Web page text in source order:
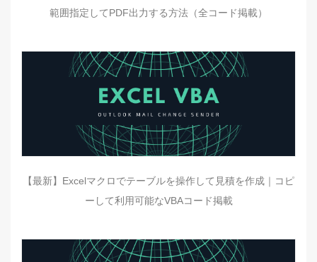
範囲指定してPDF出力する方法（全コード掲載）
【最新】Excelマクロでテーブルを操作して見積を作成｜コピ
ーして利用可能なVBAコード掲載